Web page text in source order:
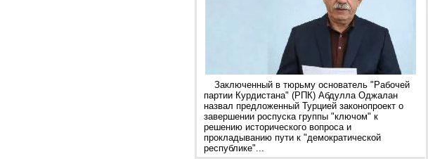
Заключенный в тюрьму основатель "Рабочей
партии Курдистана" (РПК) Абдулла Оджалан
назвал предложенный Турцией законопроект о
завершении роспуска группы "ключом" к
решению исторического вопроса и
прокладыванию пути к "демократической
республике"...